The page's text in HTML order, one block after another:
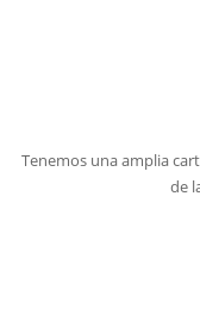
Tenemos una amplia
de